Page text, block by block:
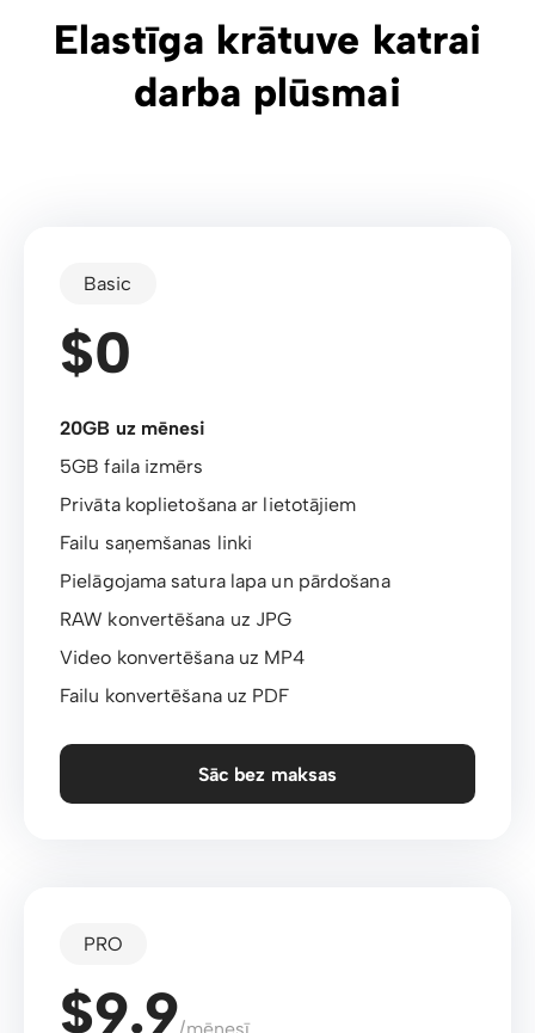
Elastīga krātuve katrai
darba plūsmai
Basic
$0
20GB uz mēnesi
5GB faila izmērs
Privāta koplietošana ar lietotājiem
Failu saņemšanas linki
Pielāgojama satura lapa un pārdošana
RAW konvertēšana uz JPG
Video konvertēšana uz MP4
Failu konvertēšana uz PDF
Sāc bez maksas
PRO
$9.9